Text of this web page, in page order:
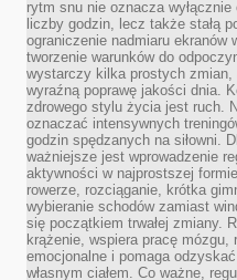
rytm snu nie oznacza wyłącznie
liczby godzin, lecz także stałą
ograniczenie nadmiaru ekranów
tworzenie warunków do
wystarczy kilka prostych zmian,
wyraźną poprawę jakości dnia.
zdrowego stylu życia jest ruch.
oznaczać intensywnych
godzin spędzanych na siłowni.
ważniejsze jest wprowadzenie
aktywności w najprostszej
rowerze, rozciąganie, krótka
wybieranie schodów zamiast
się początkiem trwałej zmiany.
krążenie, wspiera pracę mózgu,
emocjonalne i pomaga
własnym ciałem. Co ważne,